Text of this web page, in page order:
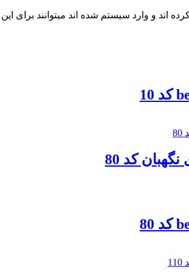
اند و وارد سیستم شده اند میتوانند برای
کد 80